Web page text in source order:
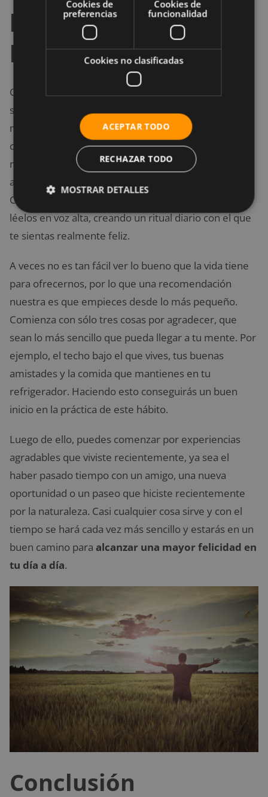
practicar el hábito de
la gratitud?
Comenzar temprano cada mañana permitirá que te
sientas mejor durante todo el día. Por ello, unos
minutos justo después de despertar o antes de
comenzar a prepararte para ir al trabajo, ten un
momento de tranquilidad y concéntrate sólo en
aquello que es bueno y realmente vale la pena.
Cierra los ojos, escribe tus pensamientos y luego
léelos en voz alta, creando un ritual diario con el que
te sientas realmente feliz.
A veces no es tan fácil ver lo bueno que la vida tiene
para ofrecernos, por lo que una recomendación
nuestra es que empieces desde lo más pequeño.
Comienza con sólo tres cosas por agradecer, que
sean lo más sencillo que pueda llegar a tu mente. Por
ejemplo, el techo bajo el que vives, tus buenas
amistades y la comida que mantienes en tu
refrigerador. Haciendo esto conseguirás un buen
inicio en la práctica de este hábito.
Luego de ello, puedes comenzar por experiencias
agradables que viviste recientemente, ya sea el
haber pasado tiempo con un amigo, una nueva
oportunidad o un paseo que hiciste recientemente
por la naturaleza. Casi cualquier cosa sirve y con el
tiempo se hará cada vez más sencillo y estarás en un
buen camino para alcanzar una mayor felicidad en
tu día a día.
Conclusión
Cookies de
preferencias
Cookies de
funcionalidad
Cookies no clasificadas
ACEPTAR TODO
RECHAZAR TODO
MOSTRAR DETALLES